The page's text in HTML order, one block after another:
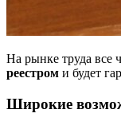
На рынке труда все
реестром и будет
Широкие